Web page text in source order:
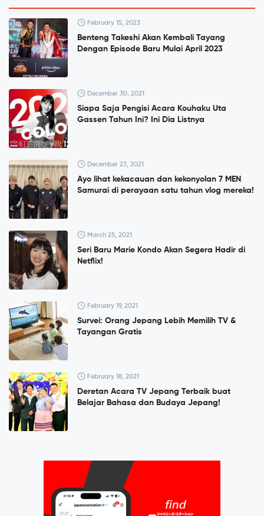
February 15, 2023
Benteng Takeshi Akan Kembali Tayang
Dengan Episode Baru Mulai April 2023
December 30, 2021
Siapa Saja Pengisi Acara Kouhaku Uta
Gassen Tahun Ini? Ini Dia Listnya
December 23, 2021
Ayo lihat kekacauan dan kekonyolan 7 MEN
Samurai di perayaan satu tahun vlog mereka!
March 25, 2021
Seri Baru Marie Kondo Akan Segera Hadir di
Netflix!
February 19, 2021
Survei: Orang Jepang Lebih Memilih TV &
Tayangan Gratis
February 18, 2021
Deretan Acara TV Jepang Terbaik buat
Belajar Bahasa dan Budaya Jepang!